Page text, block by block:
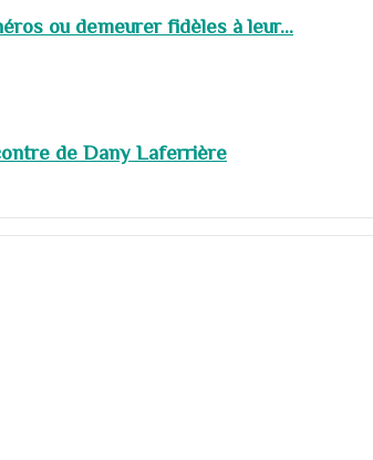
ou demeurer fidèles à leur...
de Dany Laferrière